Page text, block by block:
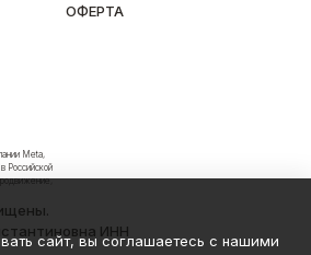
ОФЕРТА
ИНН
Meta,
Российской
сайт, вы соглашаетесь с нашими